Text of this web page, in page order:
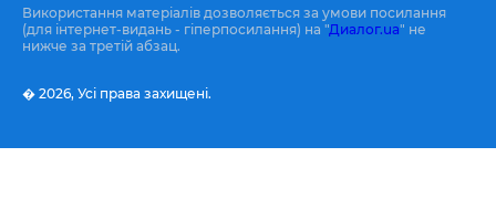
Використання матеріалів дозволяється за умови посилання
(для інтернет-видань - гіперпосилання) на "Диалог.ua" не
нижче за третій абзац.
� 2026, Усі права захищені.